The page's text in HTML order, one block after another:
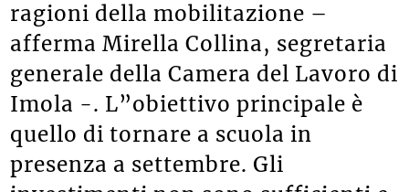
ragioni della mobilitazione –
afferma Mirella Collina, segretaria
generale della Camera del Lavoro di
Imola -. L”obiettivo principale è
quello di tornare a scuola in
presenza a settembre. Gli